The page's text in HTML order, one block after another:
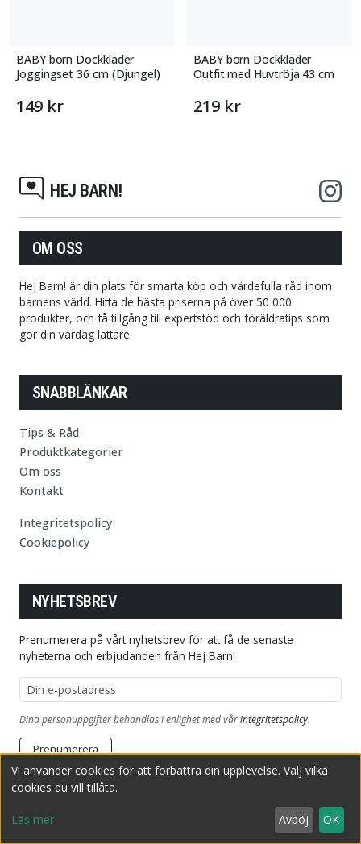
BABY born Dockkläder
Joggingset 36 cm (Djungel)
149 kr
BABY born Dockkläder
Outfit med Huvtröja 43 cm
219 kr
HEJ BARN!
OM OSS
Hej Barn! är din plats för smarta köp och värdefulla råd inom
barnens värld. Hitta de bästa priserna på över 50 000
produkter, och få tillgång till expertstöd och föräldratips som
gör din vardag lättare.
SNABBLÄNKAR
Tips & Råd
Produktkategorier
Om oss
Kontakt
Integritetspolicy
Cookiepolicy
NYHETSBREV
Prenumerera på vårt nyhetsbrev för att få de senaste
nyheterna och erbjudanden från Hej Barn!
E-postadress
Dina personuppgifter behandlas i enlighet med vårintegritetspolicy.
Prenumerera
Producerad av Adrila Sweden AB
Vi använder cookies för att förbättra din upplevelse. Välj vilka
cookies du vill tillåta.
Läs mer Avböj OK